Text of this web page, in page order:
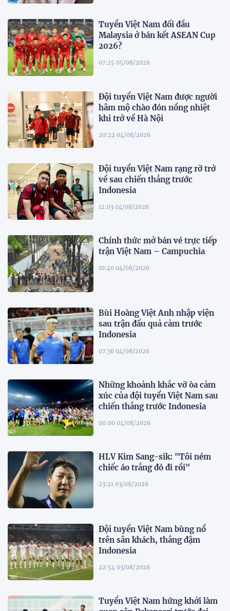
Tuyển Việt Nam đối đầu
Malaysia ở bán kết ASEAN Cup
2026?
07:25 05/08/2026
Đội tuyển Việt Nam được người
hâm mộ chào đón nồng nhiệt
khi trở về Hà Nội
20:22 04/08/2026
Đội tuyển Việt Nam rạng rỡ trở
về sau chiến thắng trước
Indonesia
12:03 04/08/2026
Chính thức mở bán vé trực tiếp
trận Việt Nam – Campuchia
10:40 04/08/2026
Bùi Hoàng Việt Anh nhập viện
sau trận đấu quả cảm trước
Indonesia
07:36 04/08/2026
Những khoảnh khắc vỡ òa cảm
xúc của đội tuyển Việt Nam sau
chiến thắng trước Indonesia
00:00 04/08/2026
HLV Kim Sang-sik: "Tôi ném
chiếc áo trắng đó đi rồi"
23:21 03/08/2026
Đội tuyển Việt Nam bùng nổ
trên sân khách, thắng đậm
Indonesia
22:54 03/08/2026
Tuyển Việt Nam hứng khởi làm